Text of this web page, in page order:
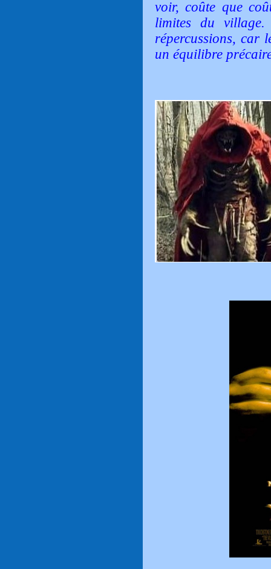
voir, coûte que
limites du
répercussions, car
un équilibre